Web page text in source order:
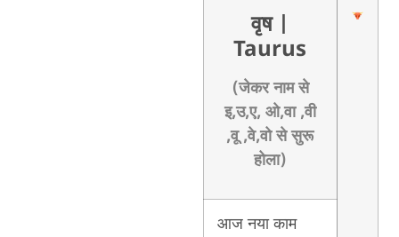
वृष
Taurus
(जेकर नाम से
इ,उ,ए, ओ,वा ,वी
,वू ,वे,वो से सुरू
होला)
आज नया काम